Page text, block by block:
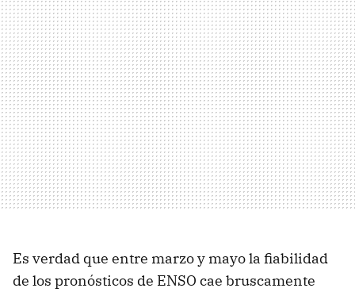
Es verdad que entre marzo y mayo la fiabilidad
de los pronósticos de ENSO cae bruscamente